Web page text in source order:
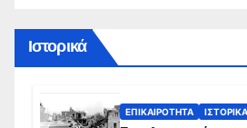
Ιστορικά
ΕΠΙΚΑΙΡΌΤΗΤΑ ΙΣΤΟΡΙΚΆ